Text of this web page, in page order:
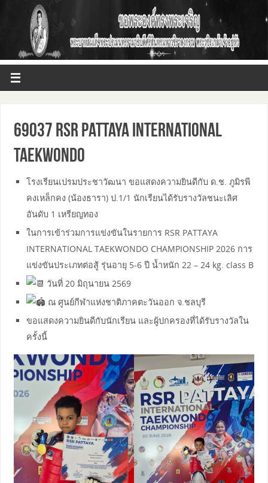
69037 RSR PATTAYA INTERNATIONAL
TAEKWONDO
โรงเรียนเปรมประชาวัฒนา ขอแสดงความยินดีกับ ด.ช. ภูมิรพี
คงเหล็กคง (น้องธารา) ป.1/1 นักเรียนได้รับรางวัลชนะเลิศ
อันดับ 1 เหรียญทอง
ในการเข้าร่วมการแข่งขันในรายการ RSR PATTAYA
INTERNATIONAL TAEKWONDO CHAMPIONSHIP 2026 การ
แข่งขันประเภทต่อสู้ รุ่นอายุ 5-6 ปี น้ำหนัก 22 – 24 kg. class B
วันที่ 20 มิถุนายน 2569
ณ ศูนย์กีฬาแห่งชาติภาคตะวันออก จ.ชลบุรี
ขอแสดงความยินดีกับนักเรียน และผู้ปกครองที่ได้รับรางวัลใน
ครั้งนี้